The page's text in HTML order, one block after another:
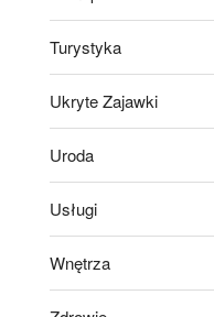
Turystyka
Ukryte Zajawki
Uroda
Usługi
Wnętrza